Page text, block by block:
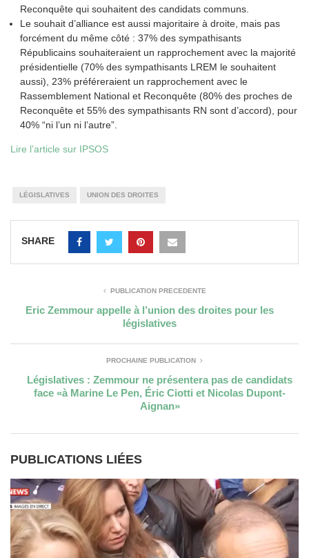
Reconquête qui souhaitent des candidats communs.
Le souhait d’alliance est aussi majoritaire à droite, mais pas
forcément du même côté : 37% des sympathisants
Républicains souhaiteraient un rapprochement avec la majorité
présidentielle (70% des sympathisants LREM le souhaitent
aussi), 23% préféreraient un rapprochement avec le
Rassemblement National et Reconquête (80% des proches de
Reconquête et 55% des sympathisants RN sont d’accord), pour
40% “ni l’un ni l’autre”.
Lire l’article sur IPSOS
LÉGISLATIVES UNION DES DROITES
SHARE
PUBLICATION PRÉCÉDENTE
Eric Zemmour appelle à l’union des droites pour les
législatives
PROCHAINE PUBLICATION
Législatives : Zemmour ne présentera pas de candidats
face «à Marine Le Pen, Éric Ciotti et Nicolas Dupont-
Aignan»
PUBLICATIONS LIÉES